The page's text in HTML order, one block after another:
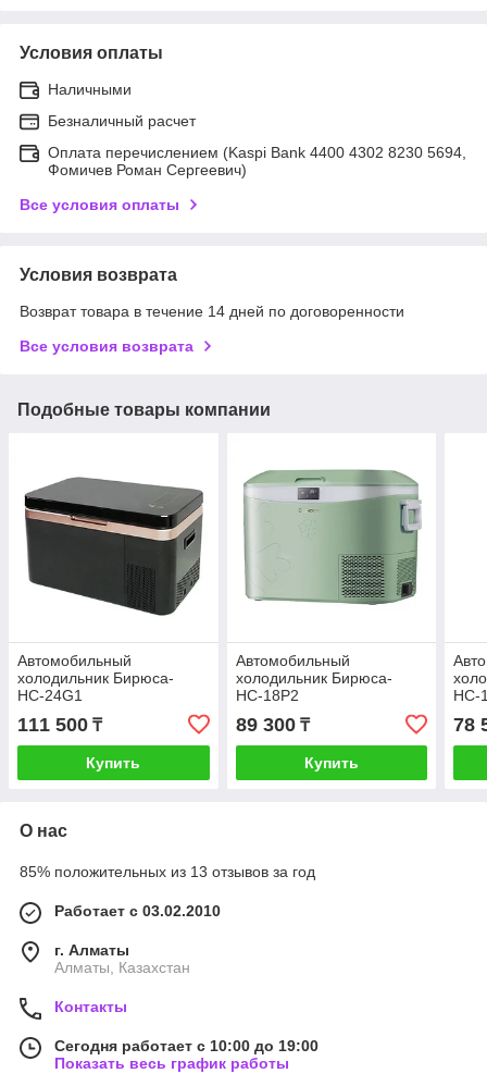
Условия оплаты
Наличными
Безналичный расчет
Оплата перечислением (Kaspi Bank 4400 4302 8230 5694,
Фомичев Роман Сергеевич)
Все условия оплаты
Условия возврата
Возврат товара в течение 14 дней по договоренности
Все условия возврата
Подобные товары компании
Автомобильный
холодильник Бирюса-
НС-24G1
111 500 ₸
Купить
Автомобильный
холодильник Бирюса-
НС-18Р2
89 300₸
Купить
НС-
78
О нас
85% положительных из 13 отзывов за год
Работает с 03.02.2010
г. Алматы
Алматы, Казахстан
Контакты
Сегодня работает с 10:00 до 19:00
Показать весь график работы